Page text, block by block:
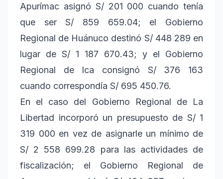
Apurímac asignó S/ 201 000 cuando tenía
que ser S/ 859 659.04; el Gobierno
Regional de Huánuco destinó S/ 448 289 en
lugar de S/ 1 187 670.43; y el Gobierno
Regional de Ica consignó S/ 376 163
cuando correspondía S/ 695 450.76.
En el caso del Gobierno Regional de La
Libertad incorporó un presupuesto de S/ 1
319 000 en vez de asignarle un mínimo de
S/ 2 558 699.28 para las actividades de
fiscalización; el Gobierno Regional de